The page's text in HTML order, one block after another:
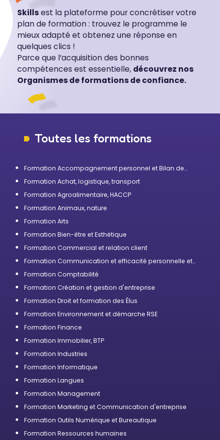
Skillsest la plateforme pour concrétiser votre
plan de formation : trouvez le programme le
mieux adapté et obtenez une réponse en
quelques clics !
Parce que l’acquisition des bonnes
compétences est essentielle, découvrez nos
Organismes de formations de confiance.
Toutes les formations
Formation Accompagnement personnel et Bilan de
Formation Achat, logistique, transport
Formation Agroalimentaire, HACCP
Formation Animaux, nature
Formation Arts
Formation Bien-être et Esthétique
Formation Commercial et relation client
Formation Communication et efficacité personnelle et
Formation Comptabilité
Formation Création et gestion d'entreprise
Formation Droit et formation des Élus
Formation Environnement et démarche RSE
Formation Finance
Formation Immobilier, BTP
Formation Industries
Formation Informatique
Formation Langues
Formation Management
Formation Marketing et Communication d'entreprise
Formation Outils Numérique et Bureautique
Formation Ressources humaines